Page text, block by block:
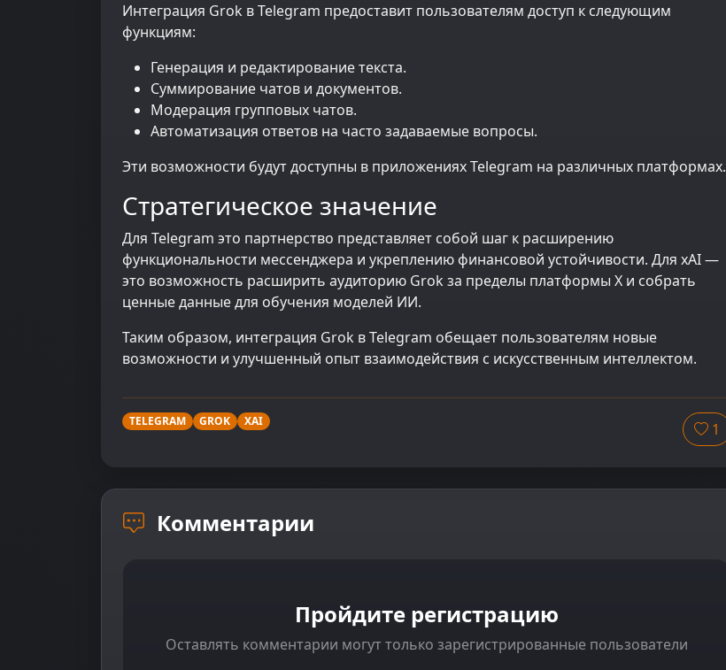
Интеграция Grok в Telegram предоставит пользователям доступ к следующим
функциям:
Генерация и редактирование текста.
Суммирование чатов и документов.
Модерация групповых чатов.
Автоматизация ответов на часто задаваемые вопросы.
Эти возможности будут доступны в приложениях Telegram на различных платформах.
Стратегическое значение
Для Telegram это партнерство представляет собой шаг к расширению
функциональности мессенджера и укреплению финансовой устойчивости. Для xAI —
это возможность расширить аудиторию Grok за пределы платформы X и собрать
ценные данные для обучения моделей ИИ.
Таким образом, интеграция Grok в Telegram обещает пользователям новые
возможности и улучшенный опыт взаимодействия с искусственным интеллектом.
TELEGRAM GROK XAI 1
Комментарии
Пройдите регистрацию
Оставлять комментарии могут только зарегистрированные пользователи